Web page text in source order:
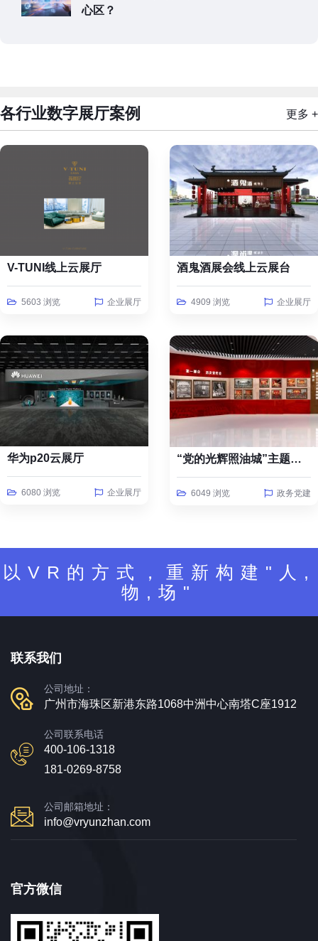
心区？
各行业数字展厅案例 更多 +
V-TUNI线上云展厅
5603 浏览 企业展厅
酒鬼酒展会线上云展台
4909 浏览 企业展厅
华为p20云展厅
6080 浏览 企业展厅
“党的光辉照油城”主题线上云展览
6049 浏览 政务党建
以VR的方式，重新构建"人,
物,场"
联系我们
公司地址：
广州市海珠区新港东路1068中洲中心南塔C座1912
公司联系电话
400-106-1318
181-0269-8758
公司邮箱地址：
info@vryunzhan.com
官方微信